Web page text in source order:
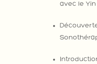
avec le Yin